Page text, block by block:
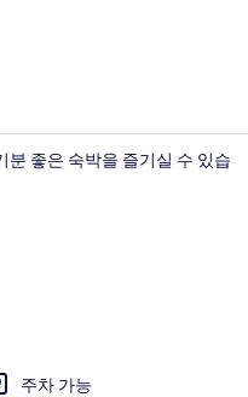
분 좋은 숙박을 즐기실 수 있습
주차 가능